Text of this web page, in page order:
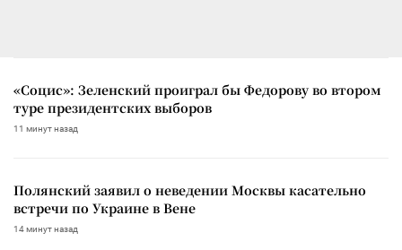
«Социс»: Зеленский проиграл бы Федорову во втором
туре президентских выборов
11 минут назад
Полянский заявил о неведении Москвы касательно
встречи по Украине в Вене
14 минут назад